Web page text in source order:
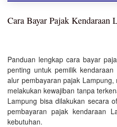
Cara Bayar Pajak Kendaraan
Panduan lengkap cara bayar
penting untuk pemilik
alur pembayaran pajak
melakukan kewajiban tanpa
Lampung bisa dilakukan secara
pembayaran pajak kendaraan
kebutuhan.